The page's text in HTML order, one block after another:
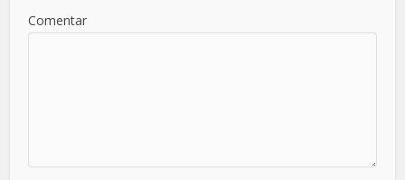
Comentar